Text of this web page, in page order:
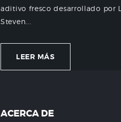
aditivo fresco desarrollado por
Steven...
LEER MÁS
ACERCA DE